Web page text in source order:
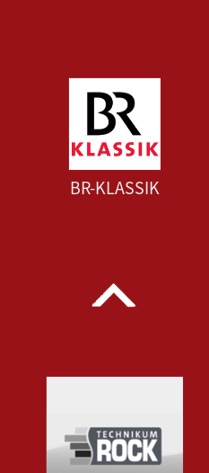
WDR 4 ---
BR-KLASSIK